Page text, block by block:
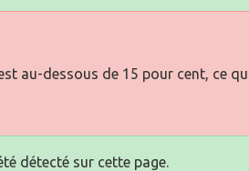
au-dessous de 15 pour cent, ce
détecté sur cette page.